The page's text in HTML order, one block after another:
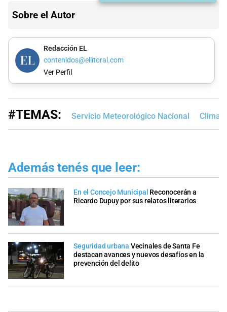
Sobre el Autor
Redacción EL
contenidos@ellitoral.com
Ver Perfil
#TEMAS: Servicio Meteorológico Nacional Clima
Además tenés que leer:
En el Concejo Municipal Reconocerán a
Ricardo Dupuy por sus relatos literarios
Seguridad urbana Vecinales de Santa Fe
destacan avances y nuevos desafíos en la
prevención del delito